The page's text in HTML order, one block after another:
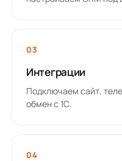
03
Интеграции
Подключаем сайт,
обмен с 1С.
04